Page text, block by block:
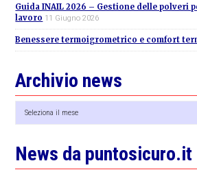
Guida INAIL 2026 – Gestione delle polveri
lavoro 11 Giugno 2026
Benessere termoigrometrico e comfort
Archivio news
news
News da puntosicuro.it